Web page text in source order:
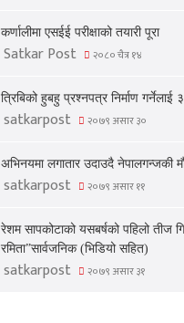
कर्णालीमा एसईई परीक्षाको तयारी पूरा
Satkar Post २०८० चैत्र १४
त्रिबिको हुबहु प्रश्नपत्र निर्माण गर्नेलाई ३
satkarpost २०७९ असार ३०
अभिनयमा लगातार उदाउदै नेपालगन्जकी
satkarpost २०७९ असार ११
रेशम सापकोटाको यसबर्षको पहिलो तीज
रमिता”सार्वजनिक (भिडियो सहित)
satkarpost २०७९ असार ३१